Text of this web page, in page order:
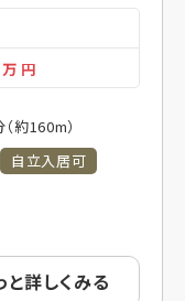
万 円
約160m）
自立入居可
と詳しくみる